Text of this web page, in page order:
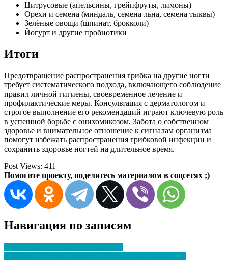
Цитрусовые (апельсины, грейпфруты, лимоны)
Орехи и семена (миндаль, семена льна, семена тыквы)
Зелёные овощи (шпинат, брокколи)
Йогурт и другие пробиотики
Итоги
Предотвращение распространения грибка на другие ногти
требует систематического подхода, включающего соблюдение
правил личной гигиены, своевременное лечение и
профилактические меры. Консультация с дерматологом и
строгое выполнение его рекомендаций играют ключевую роль
в успешной борьбе с онихомикозом. Забота о собственном
здоровье и внимательное отношение к сигналам организма
помогут избежать распространения грибковой инфекции и
сохранить здоровье ногтей на длительное время.
Post Views: 411
Помогите проекту, поделитесь материалом в соцсетях ;)
Навигация по записям